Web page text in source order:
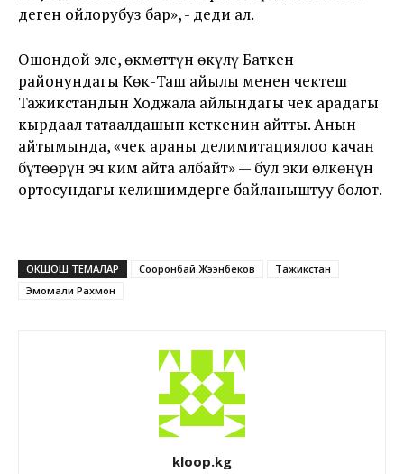
деген ойлорубуз бар», - деди ал.
Ошондой эле, өкмөттүн өкүлү Баткен
районундагы Көк-Таш айылы менен чектеш
Тажикстандын Ходжала айлындагы чек арадагы
кырдаал татаалдашып кеткенин айтты. Анын
айтымында, «чек араны делимитациялоо качан
бүтөөрүн эч ким айта албайт» — бул эки өлкөнүн
ортосундагы келишимдерге байланыштуу болот.
ОКШОШ ТЕМАЛАР Сооронбай Жээнбеков
Тажикстан
Эмомали Рахмон
kloop.kg